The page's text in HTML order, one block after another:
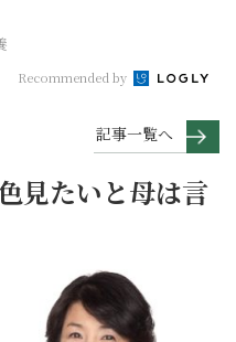
Recommended by
記事一覧へ
見たいと母は言